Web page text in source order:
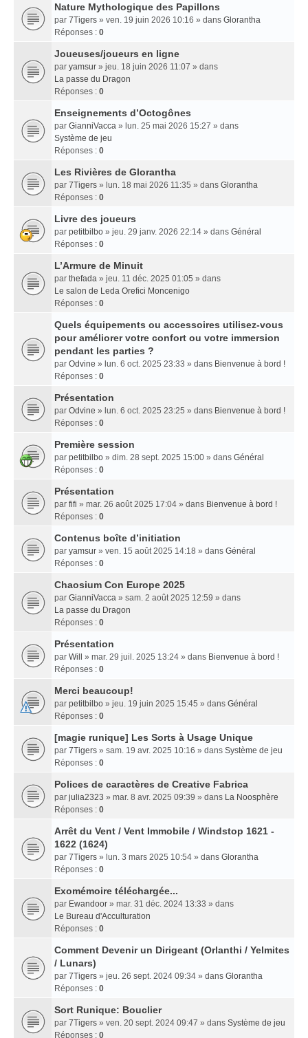
Nature Mythologique des Papillons
par 7Tigers » ven. 19 juin 2026 10:16 » dans Glorantha
Réponses : 0
Joueuses/joueurs en ligne
par yamsur » jeu. 18 juin 2026 11:07 » dans
La passe du Dragon
Réponses : 0
Enseignements dʼOctogônes
par GianniVacca » lun. 25 mai 2026 15:27 » dans
Système de jeu
Réponses : 0
Les Rivières de Glorantha
par 7Tigers » lun. 18 mai 2026 11:35 » dans Glorantha
Réponses : 0
Livre des joueurs
par petitbilbo » jeu. 29 janv. 2026 22:14 » dans Général
Réponses : 0
L’Armure de Minuit
par thefada » jeu. 11 déc. 2025 01:05 » dans
Le salon de Leda Orefici Moncenigo
Réponses : 0
Quels équipements ou accessoires utilisez-vous
pour améliorer votre confort ou votre immersion
pendant les parties ?
par Odvine » lun. 6 oct. 2025 23:33 » dans Bienvenue à bord !
Réponses : 0
Présentation
par Odvine » lun. 6 oct. 2025 23:25 » dans Bienvenue à bord !
Réponses : 0
Première session
par petitbilbo » dim. 28 sept. 2025 15:00 » dans Général
Réponses : 0
Présentation
par fifi » mar. 26 août 2025 17:04 » dans Bienvenue à bord !
Réponses : 0
Contenus boîte d’initiation
par yamsur » ven. 15 août 2025 14:18 » dans Général
Réponses : 0
Chaosium Con Europe 2025
par GianniVacca » sam. 2 août 2025 12:59 » dans
La passe du Dragon
Réponses : 0
Présentation
par Will » mar. 29 juil. 2025 13:24 » dans Bienvenue à bord !
Réponses : 0
Merci beaucoup!
par petitbilbo » jeu. 19 juin 2025 15:45 » dans Général
Réponses : 0
[magie runique] Les Sorts à Usage Unique
par 7Tigers » sam. 19 avr. 2025 10:16 » dans Système de jeu
Réponses : 0
Polices de caractères de Creative Fabrica
par julia2323 » mar. 8 avr. 2025 09:39 » dans La Noosphère
Réponses : 0
Arrêt du Vent / Vent Immobile / Windstop 1621 -
1622 (1624)
par 7Tigers » lun. 3 mars 2025 10:54 » dans Glorantha
Réponses : 0
Exomémoire téléchargée...
par Ewandoor » mar. 31 déc. 2024 13:33 » dans
Le Bureau d'Acculturation
Réponses : 0
Comment Devenir un Dirigeant (Orlanthi / Yelmites
/ Lunars)
par 7Tigers » jeu. 26 sept. 2024 09:34 » dans Glorantha
Réponses : 0
Sort Runique: Bouclier
par 7Tigers » ven. 20 sept. 2024 09:47 » dans Système de jeu
Réponses : 0